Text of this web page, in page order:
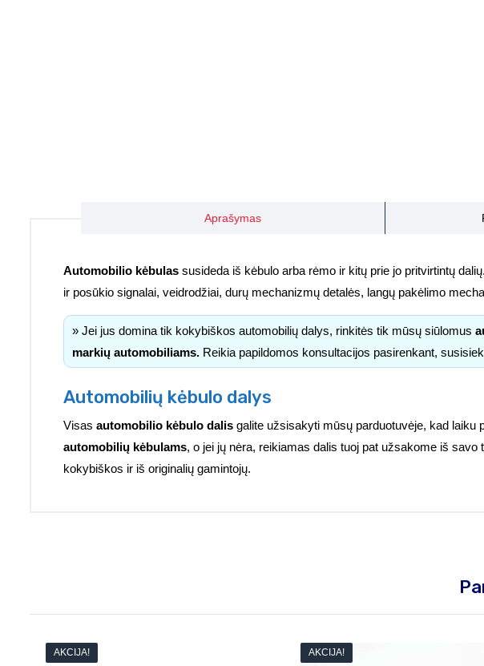
Aprašymas
Automobilio kėbulas susideda iš kėbulo arba rėmo ir kitų prie jo pritvirtintų
ir posūkio signalai, veidrodžiai, durų mechanizmų detalės, langų pakėlimo
» Jei jus domina tik kokybiškos automobilių dalys, rinkitės tik mūsų siūlomus
markių automobiliams. Reikia papildomos konsultacijos pasirenkant,
Automobilių kėbulo dalys
Visas automobilio kėbulo dalis galite užsisakyti mūsų parduotuvėje, kad laiku
automobilių kėbulams, o jei jų nėra, reikiamas dalis tuoj pat užsakome iš
kokybiškos ir iš originalių gamintojų.
AKCIJA! AKCIJA!